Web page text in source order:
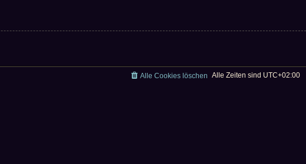
Alle Zeiten sind UTC+02:00
Alle Cookies löschen